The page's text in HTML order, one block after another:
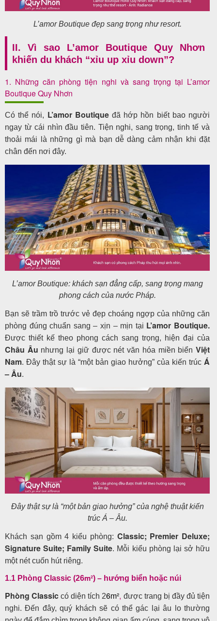
L’amor Boutique đẹp sang trọng như resort.
II. Vì sao L’amor Boutique Quy Nhơn
khiến du khách “xỉu up xỉu down”?
1. Những căn phòng tiện nghi và sang trọng tại L’amor
Boutique Quy Nhơn
Có thể nói, L’amor Boutiqueđã hớp hồn biết bao người
ngay từ cái nhìn đầu tiên. Tiện nghi, sang trọng, tinh tế và
thoải mái là những gì mà bạn dễ dàng cảm nhận khi đặt
chân đến nơi đây.
L’amor Boutique: khách sạn đẳng cấp, sang trọng mang
phong cách của nước Pháp.
Bạn sẽ trầm trồ trước vẻ đẹp choáng ngợp của những căn
phòng đúng chuẩn sang – xịn – mịn tại L’amor Boutique.
Được thiết kế theo phong cách sang trọng, hiện đại của
Châu Âu nhưng lại giữ được nét văn hóa miền biểnViệt
Nam. Đây thật sự là “một bản giao hưởng” của kiến trúc Á
– Âu.
Đây thật sự là “một bản giao hưởng” của nghệ thuật kiến
trúc Á – Âu.
Khách sạn gồm 4 kiểu phòng: Classic; Premier Deluxe;
Signature Suite; Family Suite. Mỗi kiểu phòng lại sở hữu
một nét cuốn hút riêng.
1.1 Phòng Classic (26m²) – hướng biển hoặc núi
Phòng Classic có diện tích 26m², được trang bị đầy đủ tiện
nghi. Đến đây, quý khách sẽ có thể gác lại âu lo thường